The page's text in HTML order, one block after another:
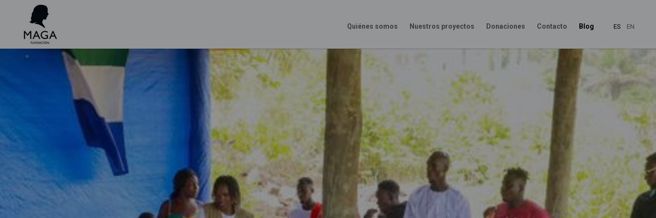
Menu
Quiénes somos Nuestros proyectos Donaciones Contacto Blog ES EN